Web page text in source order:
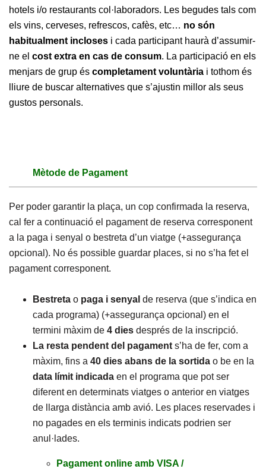
hotels i/o restaurants col·laboradors. Les begudes tals com
els vins, cerveses, refrescos, cafès, etc… no són
habitualment incloses i cada participant haurà d’assumir-
ne el cost extra en cas de consum. La participació en els
menjars de grup és completament voluntària i tothom és
lliure de buscar alternatives que s’ajustin millor als seus
gustos personals.
Mètode de Pagament
Per poder garantir la plaça, un cop confirmada la reserva,
cal fer a continuació el pagament de reserva corresponent
a la paga i senyal o bestreta d’un viatge (+assegurança
opcional). No és possible guardar places, si no s’ha fet el
pagament corresponent.
Bestreta o paga i senyal de reserva (que s’indica en
cada programa) (+assegurança opcional) en el
termini màxim de 4 dies després de la inscripció.
La resta pendent del pagament s’ha de fer, com a
màxim, fins a 40 dies abans de la sortida o be en la
data límit indicada en el programa que pot ser
diferent en determinats viatges o anterior en viatges
de llarga distància amb avió. Les places reservades i
no pagades en els terminis indicats podrien ser
anul·lades.
Pagament online amb VISA /